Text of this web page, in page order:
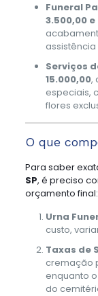
Funeral
3.500,00 e
Serviços
15.000,00,
especiais,
flores
O que
Para saber
SP, é preciso
orçamento final:
Urna
custo,
Taxas de
cremação
enquanto
do